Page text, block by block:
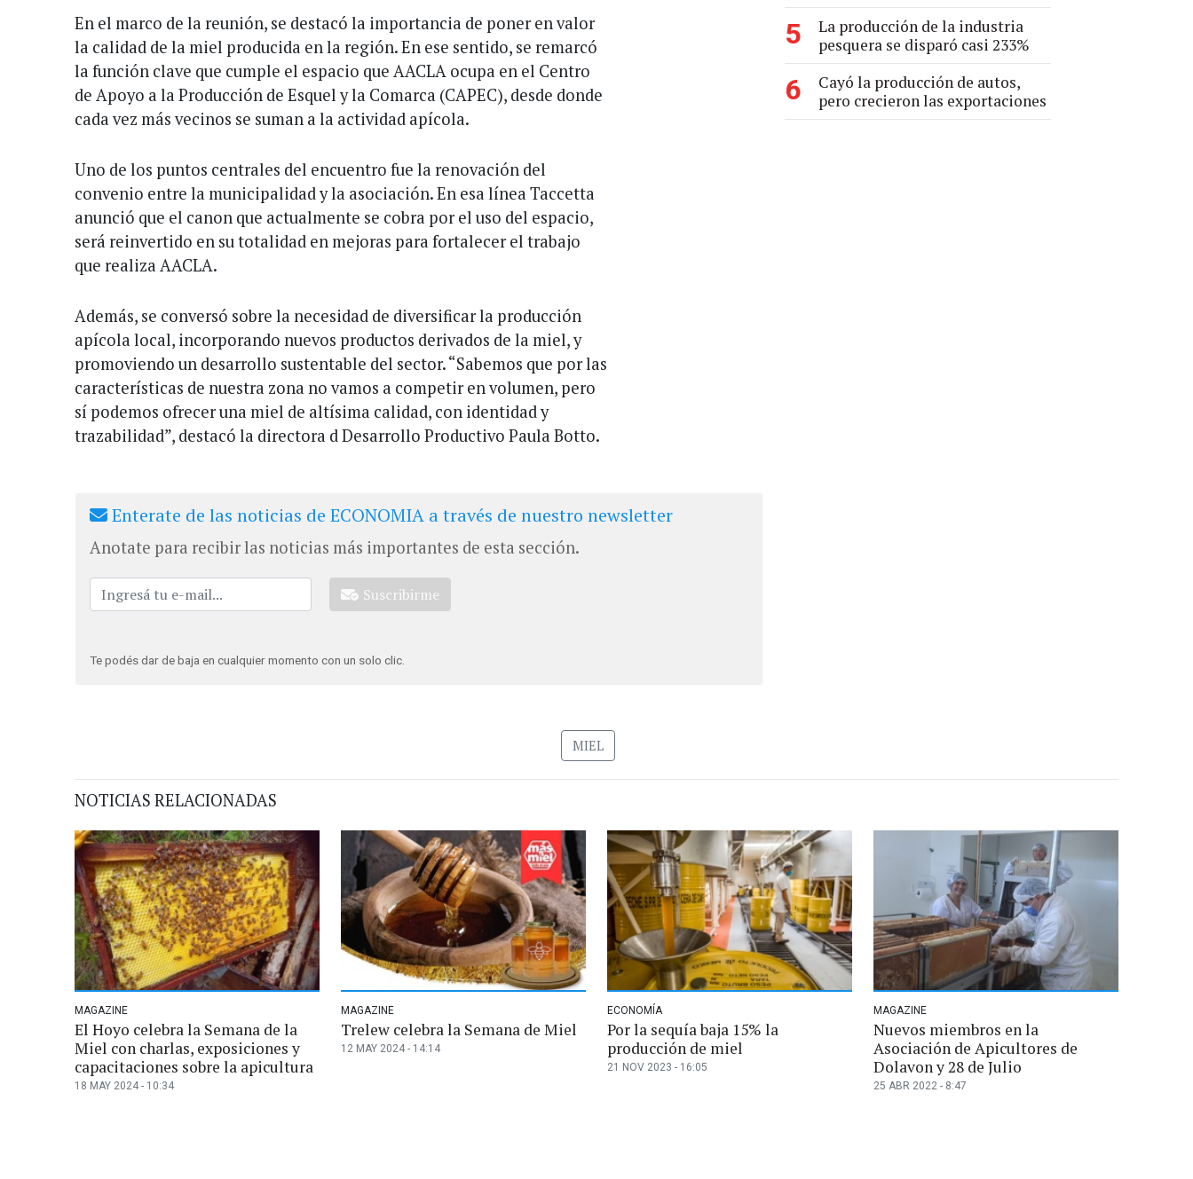
En el marco de la reunión, se destacó la importancia de poner en valor
la calidad de la miel producida en la región. En ese sentido, se remarcó
la función clave que cumple el espacio que AACLA ocupa en el Centro
de Apoyo a la Producción de Esquel y la Comarca (CAPEC), desde donde
cada vez más vecinos se suman a la actividad apícola.
Uno de los puntos centrales del encuentro fue la renovación del
convenio entre la municipalidad y la asociación. En esa línea Taccetta
anunció que el canon que actualmente se cobra por el uso del espacio,
será reinvertido en su totalidad en mejoras para fortalecer el trabajo
que realiza AACLA.
Además, se conversó sobre la necesidad de diversificar la producción
apícola local, incorporando nuevos productos derivados de la miel, y
promoviendo un desarrollo sustentable del sector. “Sabemos que por las
características de nuestra zona no vamos a competir en volumen, pero
sí podemos ofrecer una miel de altísima calidad, con identidad y
trazabilidad”, destacó la directora d Desarrollo Productivo Paula Botto.
Enterate de las noticias de ECONOMIA a través de nuestro newsletter
Anotate para recibir las noticias más importantes de esta sección.
Suscribirme
Te podés dar de baja en cualquier momento con un solo clic.
5
La producción de la industria
pesquera se disparó casi 233%
6
Cayó la producción de autos,
pero crecieron las exportaciones
MIEL
NOTICIAS RELACIONADAS
MAGAZINE
El Hoyo celebra la Semana de la
Miel con charlas, exposiciones y
capacitaciones sobre la apicultura
18 MAY 2024 - 10:34
MAGAZINE
Trelew celebra la Semana de Miel
12 MAY 2024 - 14:14
ECONOMÍA
Por la sequía baja 15% la
producción de miel
21 NOV 2023 - 16:05
MAGAZINE
Nuevos miembros en la
Asociación de Apicultores de
Dolavon y 28 de Julio
25 ABR 2022 - 8:47